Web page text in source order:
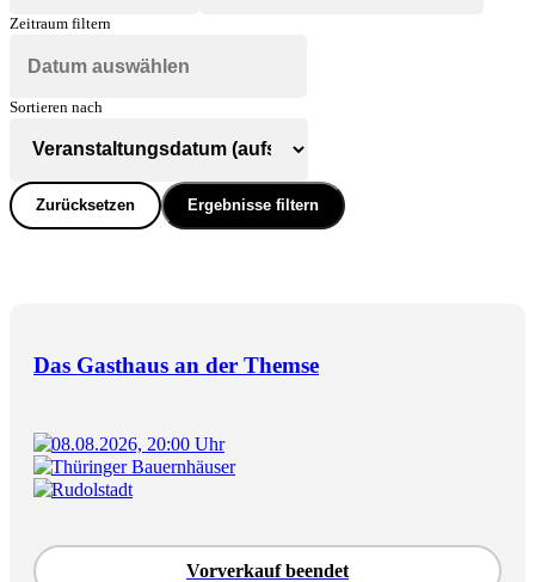
Zeitraum filtern
Sortieren nach
Zurücksetzen Ergebnisse filtern
Das Gasthaus an der Themse
08.08.2026, 20:00 Uhr
Thüringer Bauernhäuser
Rudolstadt
Vorverkauf beendet